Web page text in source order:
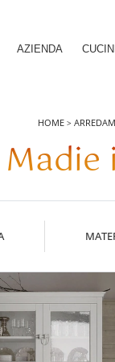
AZIENDA
HOME >